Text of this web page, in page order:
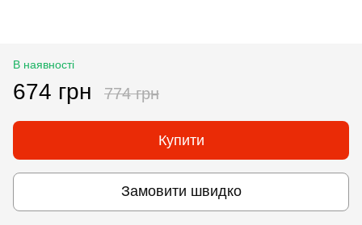
В наявності
674 грн 774 грн
Купити
Замовити швидко